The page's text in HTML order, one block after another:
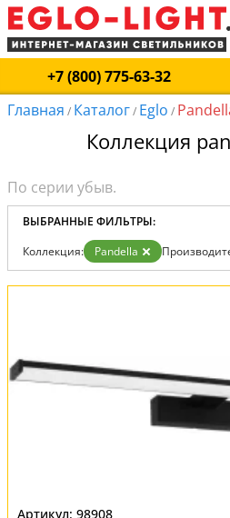
+7 (800) 775-63-32
Главная / Каталог/ Eglo /
Коллекция
ВЫБРАННЫЕ ФИЛЬТРЫ:
Коллекция: Pandella
98908